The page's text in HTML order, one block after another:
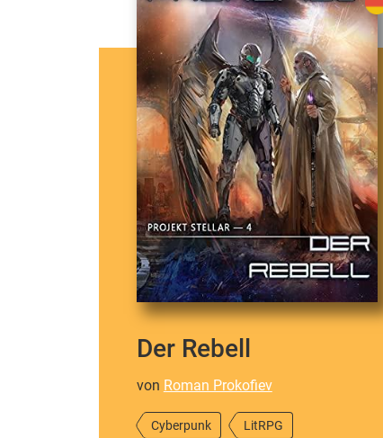
Der Rebell
von Roman Prokofiev
Cyberpunk LitRPG